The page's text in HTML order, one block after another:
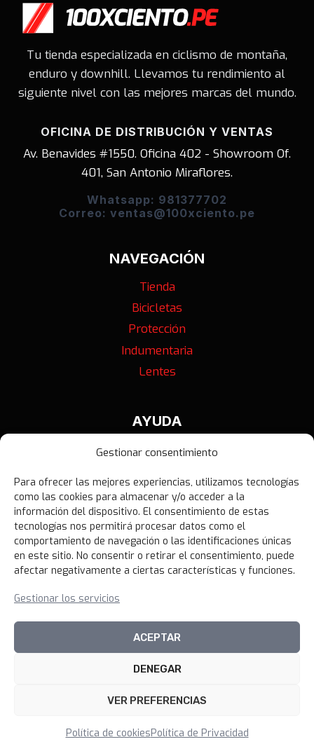
Gestionar consentimiento
Para ofrecer las mejores experiencias, utilizamos tecnologías
como las cookies para almacenar y/o acceder a la
información del dispositivo. El consentimiento de estas
tecnologías nos permitirá procesar datos como el
comportamiento de navegación o las identificaciones únicas
en este sitio. No consentir o retirar el consentimiento, puede
afectar negativamente a ciertas características y funciones.
Gestionar los servicios
ACEPTAR
DENEGAR
VER PREFERENCIAS
Política de cookiesPolítica de Privacidad
Tu tienda especializada en ciclismo de montaña,
enduro y downhill. Llevamos tu rendimiento al
siguiente nivel con las mejores marcas del mundo.
OFICINA DE DISTRIBUCIÓN Y VENTAS
Av. Benavides #1550. Oficina 402 - Showroom Of.
401, San Antonio Miraflores.
Whatsapp: 981377702
Correo: ventas@100xciento.pe
NAVEGACIÓN
Tienda
Bicicletas
Protección
Indumentaria
Lentes
AYUDA
Contáctanos
Política de Privacidad
Política de Devoluciones
Libro de Reclamaciones
© 2026 100xciento Perú